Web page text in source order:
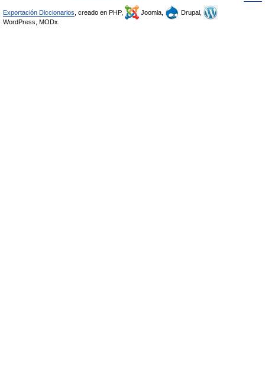
Exportación Diccionarios , creado en PHP, Joomla,
Drupal,
WordPress, MODx.